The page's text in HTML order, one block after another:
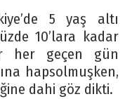
5 yaş altı
10’lara kadar
her geçen gün
hapsolmuşken,
dahi göz dikti.